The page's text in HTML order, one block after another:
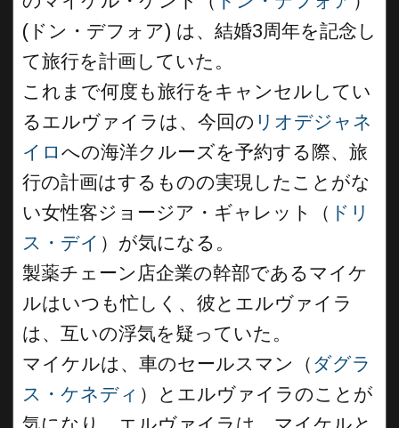
(ドン・デフォア) は、結婚3周年を記念し
て旅行を計画していた。
これまで何度も旅行をキャンセルしてい
るエルヴァイラは、今回の リオデジャネ
イロ への海洋クルーズを予約する際、旅
行の計画はするものの実現したことがな
い女性客ジョージア・ギャレット（ ドリ
ス・デイ ）が気になる。
製薬チェーン店企業の幹部であるマイケ
ルはいつも忙しく、彼とエルヴァイラ
は、互いの浮気を疑っていた。
マイケルは、車のセールスマン（ ダグラ
ス・ケネディ ）とエルヴァイラのことが